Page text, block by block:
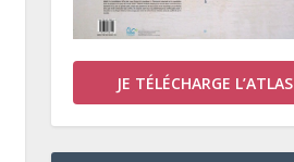
JE TÉLÉCHARGE L’ATLAS